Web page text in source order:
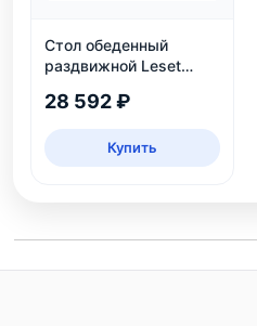
Стол обеденный
раздвижной Leset
безопасный, ЛДСП,
28 592 ₽
Купить